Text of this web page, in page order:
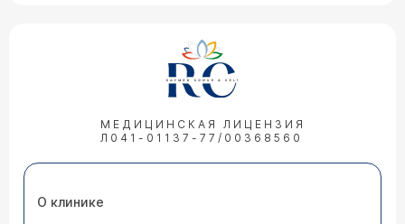
МЕДИЦИНСКАЯ ЛИЦЕНЗИЯ
Л041-01137-77/00368560
О клинике